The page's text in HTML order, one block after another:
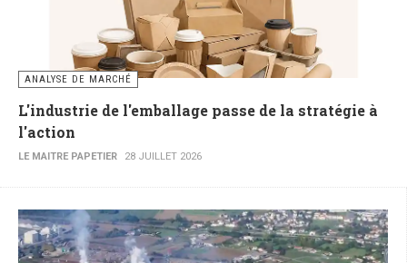
ANALYSE DE MARCHÉ
L'industrie de l'emballage passe de la stratégie à
l'action
LE MAITRE PAPETIER 28 JUILLET 2026